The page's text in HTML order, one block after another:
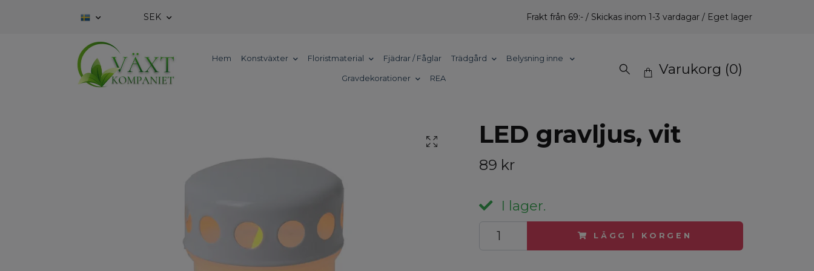
SEK Frakt från 69:- / Skickas inom 1-3 vardagar / Eget lager
Hem Konstväxter Floristmaterial Fjädrar / Fåglar Trädgård Belysning inne
Gravdekorationer REA
Varukorg (0)
LED gravljus, vit
89 kr
I lager.
LÄGG I KORGEN